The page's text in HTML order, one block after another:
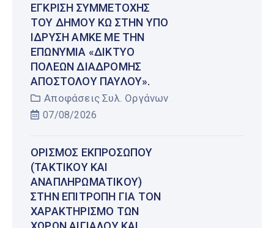
ΈΓΚΡΙΣΗ ΣΥΜΜΕΤΟΧΉΣ
ΤΟΥ ΔΉΜΟΥ ΚΩ ΣΤΗΝ ΥΠΌ
ΊΔΡΥΣΗ ΑΜΚΕ ΜΕ ΤΗΝ
ΕΠΩΝΥΜΊΑ «ΔΊΚΤΥΟ
ΠΌΛΕΩΝ ΔΙΑΔΡΟΜΉΣ
ΑΠΟΣΤΌΛΟΥ ΠΑΎΛΟΥ».
Αποφάσεις Συλ. Οργάνων
07/08/2026
ΟΡΙΣΜΌΣ ΕΚΠΡΟΣΏΠΟΥ
(ΤΑΚΤΙΚΟΎ ΚΑΙ
ΑΝΑΠΛΗΡΩΜΑΤΙΚΟΎ)
ΣΤΗΝ ΕΠΙΤΡΟΠΉ ΓΙΑ ΤΟΝ
ΧΑΡΑΚΤΗΡΙΣΜΌ ΤΩΝ